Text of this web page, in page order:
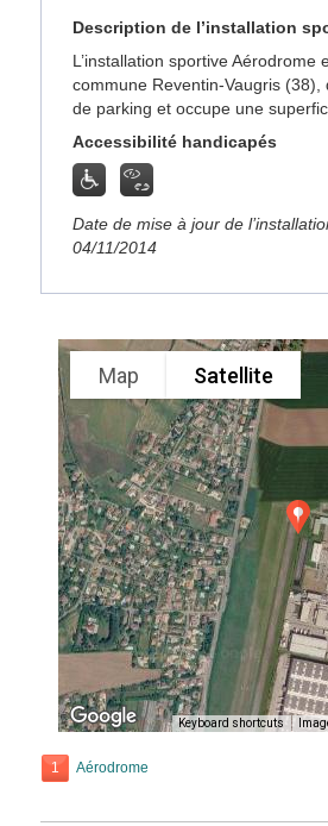
Description de l’installation
L’installation sportive Aérodrome
commune Reventin-Vaugris (38),
de parking et occupe une
Accessibilité handicapés
Date de mise à jour de
04/11/2014
Map Satellite
Keyboard shortcuts
1 Aérodrome